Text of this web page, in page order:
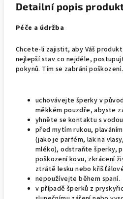
Detailní popis
Péče a údržba
Chcete-li zajistit, aby Váš
nejlepší stav co nejdéle,
pokynů. Tím se zabrání poškození.
uchovávejte šperky v
měkkém pouzdře, abyste
yhněte se kontaktu s
před mytím rukou,
(jako je parfém, lak na
mléko), odstraňte šperky,
poškození kovu, zkrácení
ztrátě lesku nebo
nepoužívejte během spaní.
v případě šperků z